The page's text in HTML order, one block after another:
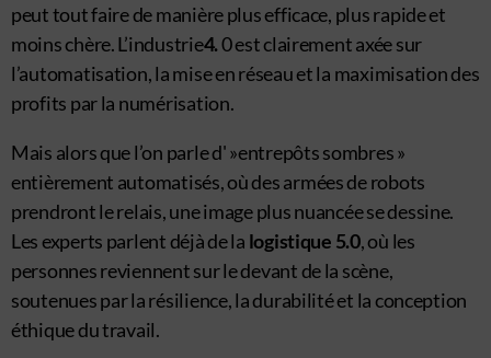
peut tout faire de manière plus efficace, plus rapide et
moins chère. L’industrie4.0 est clairement axée sur
l’automatisation, la mise en réseau et la maximisation des
profits par la numérisation.
Mais alors que l’on parle d' »entrepôts sombres »
entièrement automatisés, où des armées de robots
prendront le relais, une image plus nuancée se dessine.
Les experts parlent déjà de la logistique 5.0, où les
personnes reviennent sur le devant de la scène,
soutenues par la résilience, la durabilité et la conception
éthique du travail.